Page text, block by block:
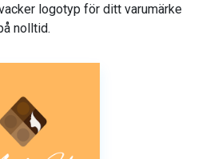
logotyp för ditt varumärke
nolltid.